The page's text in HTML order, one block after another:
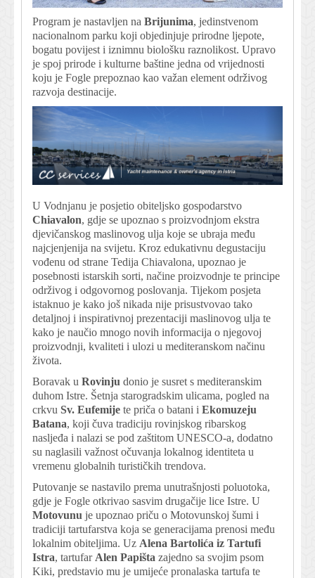
Program je nastavljen na Brijunima, jedinstvenom
nacionalnom parku koji objedinjuje prirodne ljepote,
bogatu povijest i iznimnu biološku raznolikost. Upravo
je spoj prirode i kulturne baštine jedna od vrijednosti
koju je Fogle prepoznao kao važan element održivog
razvoja destinacije.
U Vodnjanu je posjetio obiteljsko gospodarstvo
Chiavalon, gdje se upoznao s proizvodnjom ekstra
djevičanskog maslinovog ulja koje se ubraja među
najcjenjenija na svijetu. Kroz edukativnu degustaciju
vođenu od strane Tedija Chiavalona, upoznao je
posebnosti istarskih sorti, načine proizvodnje te principe
održivog i odgovornog poslovanja. Tijekom posjeta
istaknuo je kako još nikada nije prisustvovao tako
detaljnoj i inspirativnoj prezentaciji maslinovog ulja te
kako je naučio mnogo novih informacija o njegovoj
proizvodnji, kvaliteti i ulozi u mediteranskom načinu
života.
Boravak u Rovinju donio je susret s mediteranskim
duhom Istre. Šetnja starogradskim ulicama, pogled na
crkvu Sv. Eufemije te priča o batani i Ekomuzeju
Batana, koji čuva tradiciju rovinjskog ribarskog
nasljeđa i nalazi se pod zaštitom UNESCO-a, dodatno
su naglasili važnost očuvanja lokalnog identiteta u
vremenu globalnih turističkih trendova.
Putovanje se nastavilo prema unutrašnjosti poluotoka,
gdje je Fogle otkrivao sasvim drugačije lice Istre. U
Motovunu je upoznao priču o Motovunskoj šumi i
tradiciji tartufarstva koja se generacijama prenosi među
lokalnim obiteljima. Uz Alena Bartolića iz Tartufi
Istra, tartufar Alen Papišta zajedno sa svojim psom
Kiki, predstavio mu je umijeće pronalaska tartufa te